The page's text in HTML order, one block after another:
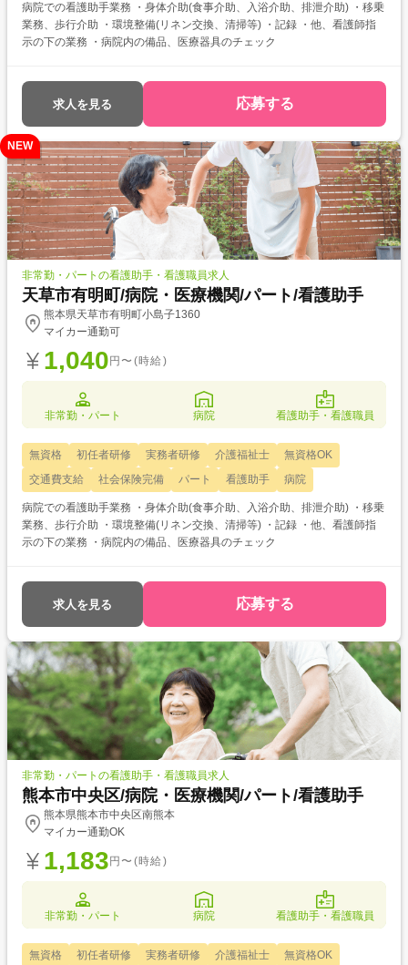
病院での看護助手業務 ・身体介助(食事介助、入浴介助、排泄介助) ・移乗
業務、歩行介助 ・環境整備(リネン交換、清掃等) ・記録 ・他、看護師指
示の下の業務 ・病院内の備品、医療器具のチェック
求人を見る 応募する
NEW
非常勤・パートの看護助手・看護職員求人
天草市有明町/病院・医療機関/パート/看護助手
熊本県天草市有明町小島子1360
マイカー通勤可
1,040 円〜(時給)
非常勤・パート 病院 看護助手・看護職員
無資格 初任者研修 実務者研修 介護福祉士
無資格OK
交通費支給
社会保険完備 パート 看護助手 病院
病院での看護助手業務 ・身体介助(食事介助、入浴介助、排泄介助) ・移乗
業務、歩行介助 ・環境整備(リネン交換、清掃等) ・記録 ・他、看護師指
示の下の業務 ・病院内の備品、医療器具のチェック
求人を見る 応募する
非常勤・パートの看護助手・看護職員求人
熊本市中央区/病院・医療機関/パート/看護助手
熊本県熊本市中央区南熊本
マイカー通勤OK
1,183 円〜(時給)
非常勤・パート 病院 看護助手・看護職員
無資格 初任者研修 実務者研修 介護福祉士
無資格OK